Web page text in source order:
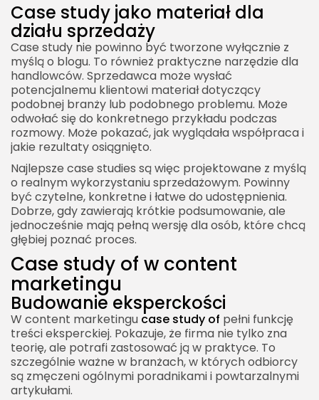
Case study jako materiał dla
działu sprzedaży
Case study nie powinno być tworzone wyłącznie z
myślą o blogu. To również praktyczne narzędzie dla
handlowców. Sprzedawca może wysłać
potencjalnemu klientowi materiał dotyczący
podobnej branży lub podobnego problemu. Może
odwołać się do konkretnego przykładu podczas
rozmowy. Może pokazać, jak wyglądała współpraca i
jakie rezultaty osiągnięto.
Najlepsze case studies są więc projektowane z myślą
o realnym wykorzystaniu sprzedażowym. Powinny
być czytelne, konkretne i łatwe do udostępnienia.
Dobrze, gdy zawierają krótkie podsumowanie, ale
jednocześnie mają pełną wersję dla osób, które chcą
głębiej poznać proces.
Case study of w content
marketingu
Budowanie eksperckości
W content marketingu case study of pełni funkcję
treści eksperckiej. Pokazuje, że firma nie tylko zna
teorię, ale potrafi zastosować ją w praktyce. To
szczególnie ważne w branżach, w których odbiorcy
są zmęczeni ogólnymi poradnikami i powtarzalnymi
artykułami.